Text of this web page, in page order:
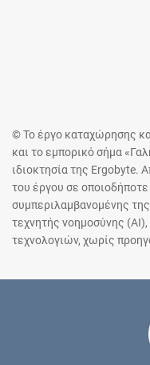
© Το έργο καταχώρησης
και το εμπορικό σήμα
ιδιοκτησία της Ergobyte.
του έργου σε
συμπεριλαμβανομένης
τεχνητής νοημοσύνης
τεχνολογιών, χωρίς